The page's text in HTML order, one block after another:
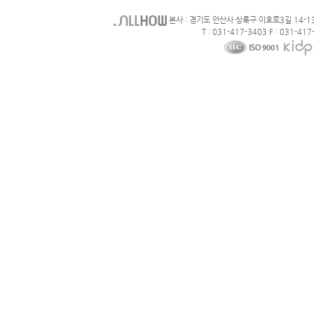
본사 : 경기도 안산사 상록구 이호로3길 14-
T : 031-417-3403 F : 031-